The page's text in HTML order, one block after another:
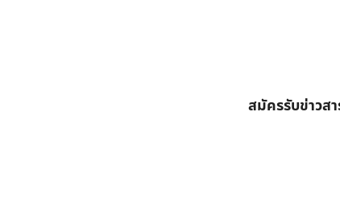
สมัครรับข่าวสา